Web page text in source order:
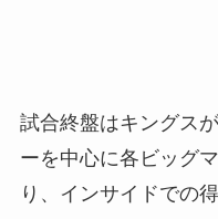
試合終盤はキングス
ーを中心に各ビッグ
り、インサイドでの